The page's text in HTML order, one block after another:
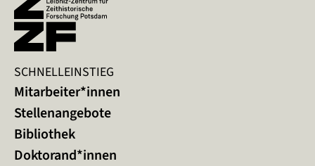
SCHNELLEINSTIEG
Mitarbeiter*innen
Stellenangebote
Bibliothek
Doktorand*innen